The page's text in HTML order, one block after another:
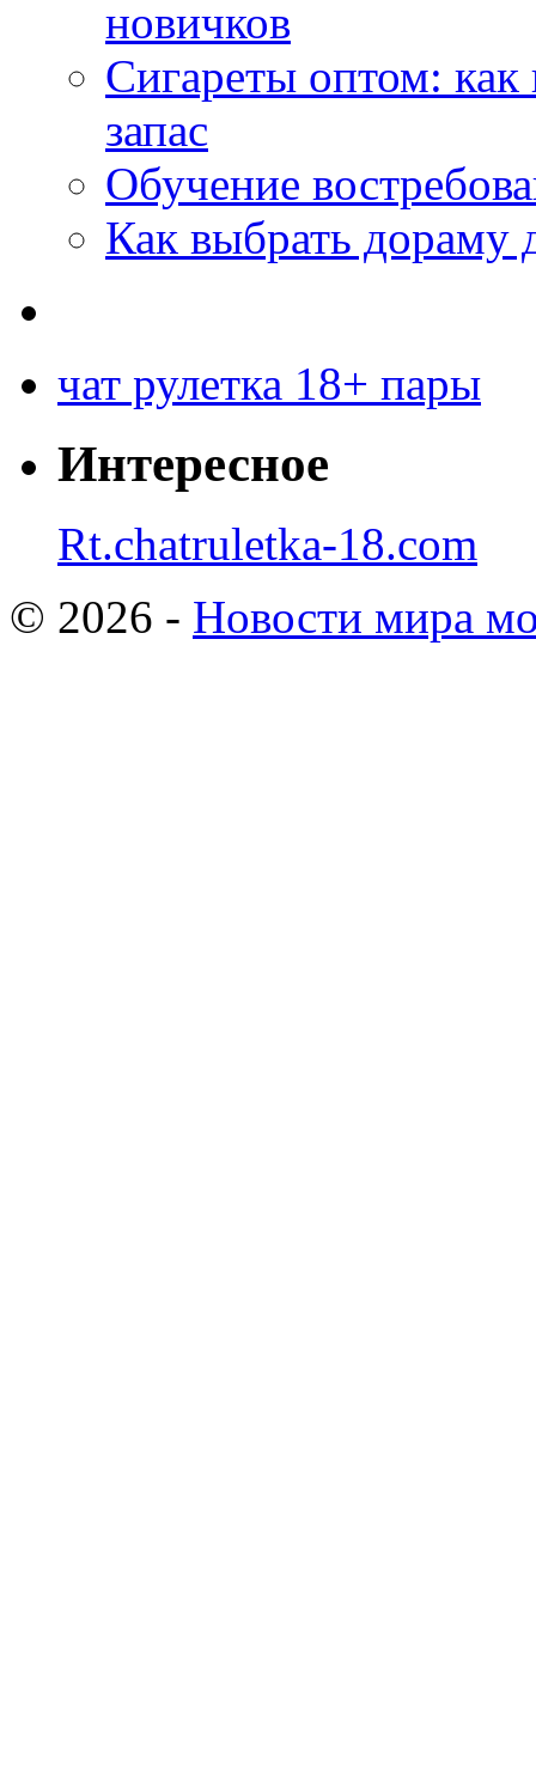
новичков
Сигареты оптом:
запас
Обучение
Как выбрать дораму
чат рулетка 18+ пары
Интересное
Rt.chatruletka-18.com
© 2026 - Новости мира